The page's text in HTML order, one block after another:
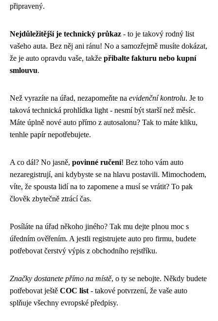
připravený.
Nejdůležitější je technický průkaz - to je takový rodný list
vašeho auta. Bez něj ani ránu! No a samozřejmě musíte dokázat,
že je auto opravdu vaše, takže přibalte fakturu nebo kupní
smlouvu.
Než vyrazíte na úřad, nezapomeňte na evidenční kontrolu. Je to
taková technická prohlídka light - nesmí být starší než měsíc.
Máte úplně nové auto přímo z autosalonu? Tak to máte kliku,
tenhle papír nepotřebujete.
A co dál? No jasně, povinné ručení! Bez toho vám auto
nezaregistrují, ani kdybyste se na hlavu postavili. Mimochodem,
víte, že spousta lidí na to zapomene a musí se vrátit? To pak
člověk zbytečně ztrácí čas.
Posíláte na úřad někoho jiného? Tak mu dejte plnou moc s
úředním ověřením. A jestli registrujete auto pro firmu, budete
potřebovat čerstvý výpis z obchodního rejstříku.
Značky dostanete přímo na místě, o ty se nebojte. Někdy budete
potřebovat ještě COC list - takové potvrzení, že vaše auto
splňuje všechny evropské předpisy.